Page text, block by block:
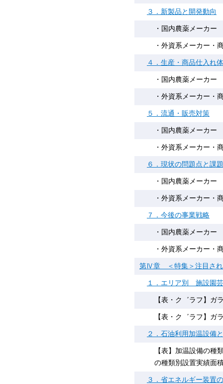
３．新製品と開発動向
・国内農薬メーカー
・外資系メーカー・
４．生産・商品仕入れ
・国内農薬メーカー
・外資系メーカー・
５．流通・販売対策
・国内農薬メーカー
・外資系メーカー・
６．現状の問題点と課題
・国内農薬メーカー
・外資系メーカー・
７．今後の事業戦略
・国内農薬メーカー
・外資系メーカー・
第Ⅳ章 ＜特集＞注目され
１．エリア別 施設園
【表・ク゛ラフ】ガ
【表・ク゛ラフ】ガ
２．石油利用加温設備
【表】加温設備の種
の種類別設置実績面
３．省エネルギー装置